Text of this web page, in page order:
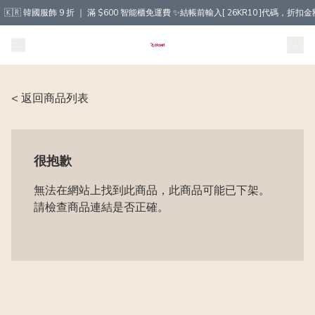
🇰🇷 韓國服飾 9 折 ｜ 滿 $600 智能櫃免運費 ✨結帳前輸入[ 26KR10 ]代碼，折扣金
< 返回商品列表
很抱歉
無法在網站上找到此商品，此商品可能已下架。
請檢查商品連結是否正確。